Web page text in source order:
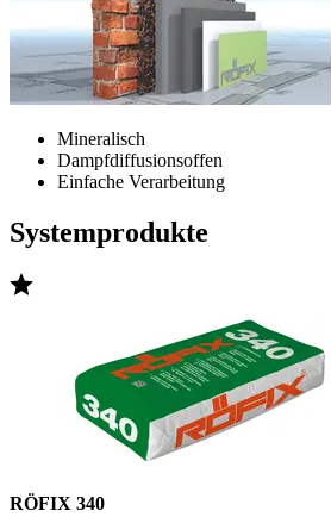
Mineralisch
Dampfdiffusionsoffen
Einfache Verarbeitung
Systemprodukte
RÖFIX 340